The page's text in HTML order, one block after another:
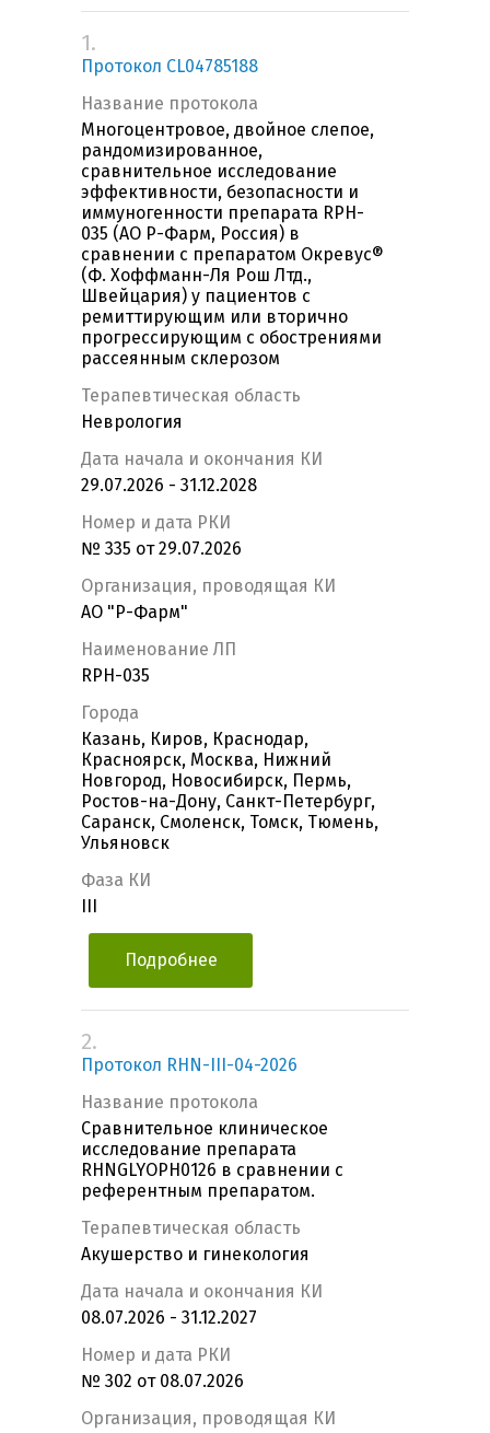
1.
Протокол CL04785188
Название протокола
Многоцентровое, двойное слепое,
рандомизированное,
сравнительное исследование
эффективности, безопасности и
иммуногенности препарата RPH-
035 (АО Р-Фарм, Россия) в
сравнении с препаратом Окревус®
(Ф. Хоффманн-Ля Рош Лтд.,
Швейцария) у пациентов с
ремиттирующим или вторично
прогрессирующим с обострениями
рассеянным склерозом
Терапевтическая область
Неврология
Дата начала и окончания КИ
29.07.2026 - 31.12.2028
Номер и дата РКИ
№ 335 от 29.07.2026
Организация, проводящая КИ
АО "Р-Фарм"
Наименование ЛП
RPH-035
Города
Казань, Киров, Краснодар,
Красноярск, Москва, Нижний
Новгород, Новосибирск, Пермь,
Ростов-на-Дону, Санкт-Петербург,
Саранск, Смоленск, Томск, Тюмень,
Ульяновск
Фаза КИ
Подробнее
2.
Протокол RHN-III-04-2026
Название протокола
Сравнительное клиническое
исследование препарата
RHNGLYOPH0126 в сравнении с
референтным препаратом.
Терапевтическая область
Акушерство и гинекология
Дата начала и окончания КИ
08.07.2026 - 31.12.2027
Номер и дата РКИ
№ 302 от 08.07.2026
Организация, проводящая КИ